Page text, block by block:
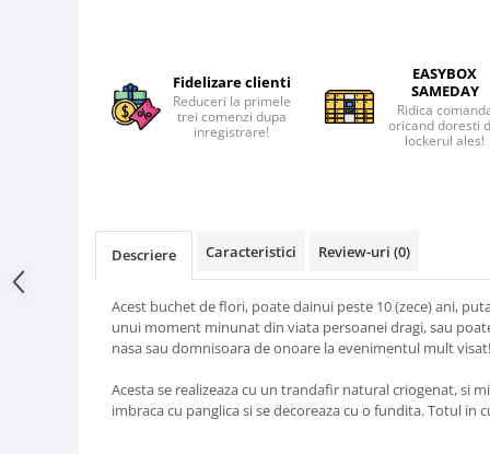
Fidelizare clienti
Reduceri la primele
trei comenzi dupa
inregistrare!
EASYBOX
SAMEDAY
Ridica
oricand doresti
lockerul ales!
Descriere Caracteristici Review-uri (0)
Acest buchet de flori, poate dainui peste 10 (zece) ani,
unui moment minunat din viata persoanei dragi, sau
nasa sau domnisoara de onoare la evenimentul mult visat!
Acesta se realizeaza cu un trandafir natural criogenat, si
imbraca cu panglica si se decoreaza cu o fundita. Totul in